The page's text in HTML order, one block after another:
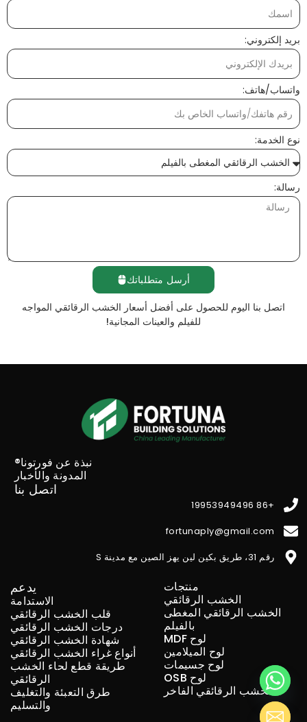
بريد إلكتروني:
واتساب/هاتف:
نوع الخدمة:
رسالة:
أرسل متطلباتك
اتصل بنا اليوم للحصول على أفضل أسعار الخشب الرقائقي المواجه
للفيلم والعينات المجانية!
نبذة عن فورتونا®
المدونة والأخبار
اتصل بنا
+86 19953949496
fortunaply@gmail.com
رقم 31، طريق بكين لين يهز الصين مع مدينة S
منتجات
الخشب الرقائقي
الخشب الرقائقي المغطى
بالفيلم
لوح MDF
لوح الميلامين
لوح جسيمات
لوح OSB
الخشب الرقائقي الفاخر
يدعم
الاستدامة
قلب الخشب الرقائقي
درجات الخشب الرقائقي
شهادة الخشب الرقائقي
أنواع غراء الخشب الرقائقي
طريقة قطع لحاء الخشب
الرقائقي
طرق التعبئة والتغليف
والتسليم